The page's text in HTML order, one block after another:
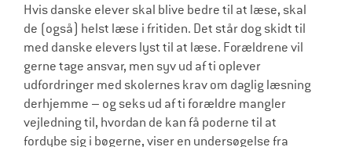
Hvis danske elever skal blive bedre til at læse, skal
de (også) helst læse i fritiden. Det står dog skidt til
med danske elevers lyst til at læse. Forældrene vil
gerne tage ansvar, men syv ud af ti oplever
udfordringer med skolernes krav om daglig læsning
derhjemme – og seks ud af ti forældre mangler
vejledning til, hvordan de kan få poderne til at
fordybe sig i bøgerne, viser en undersøgelse fra